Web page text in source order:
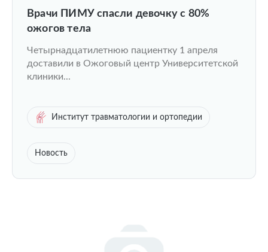
Врачи ПИМУ спасли девочку с 80%
ожогов тела
Четырнадцатилетнюю пациентку 1 апреля
доставили в Ожоговый центр Университетской
клиники...
Институт травматологии и ортопедии
Новость